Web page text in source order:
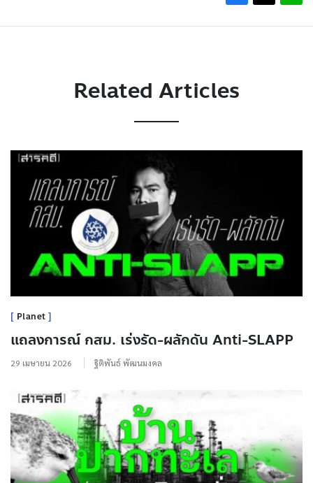
Related Articles
Planet
แถลงการณ์ กสม. เร่งรัด-ผลักดัน Anti-SLAPP
29 เมษายน 2026 ฐิติพันธ์ พัฒนมงคล